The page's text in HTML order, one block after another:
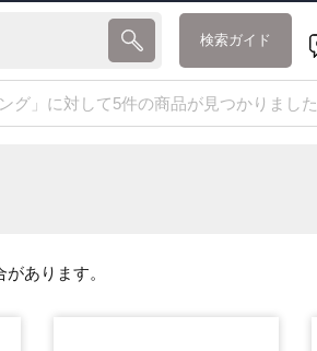
検索ガイド
グ」に対して5件の商品が見つかりました
あります。